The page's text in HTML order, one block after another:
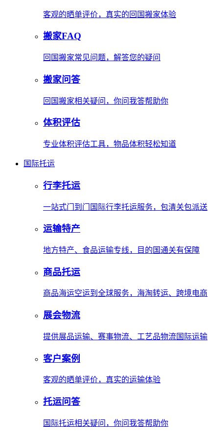
客观的晒单评价，真实的回国搬家体验
搬家FAQ
回国搬家常见问题，解答您的疑问
搬家问答
回国搬家相关疑问，你问我答帮助你
体积评估
专业体积评估工具，物品体积轻松知道
国际托运
行李托运
一站式门到门国际行李托运服务，包清关包派送
运输特产
地方特产、食品运输专线，目的国通关有保障
商品托运
商品海运空运到全球服务，海淘转运、跨境电商
展会物流
提供展品运输、赛事物流、工艺品物流国际运输
客户案例
客观的晒单评价，真实的运输体验
托运问答
国际托运相关疑问，你问我答帮助你